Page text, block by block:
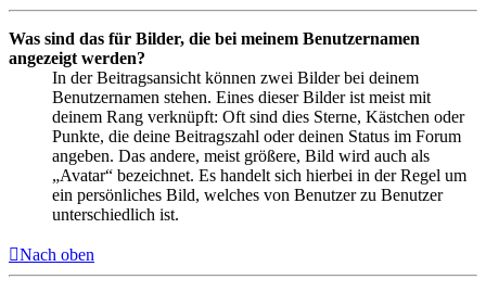
Was sind das für Bilder, die bei meinem Benutzernamen
angezeigt werden?
In der Beitragsansicht können zwei Bilder bei deinem
Benutzernamen stehen. Eines dieser Bilder ist meist mit
deinem Rang verknüpft: Oft sind dies Sterne, Kästchen oder
Punkte, die deine Beitragszahl oder deinen Status im Forum
angeben. Das andere, meist größere, Bild wird auch als
„Avatar“ bezeichnet. Es handelt sich hierbei in der Regel um
ein persönliches Bild, welches von Benutzer zu Benutzer
unterschiedlich ist.
Nach oben